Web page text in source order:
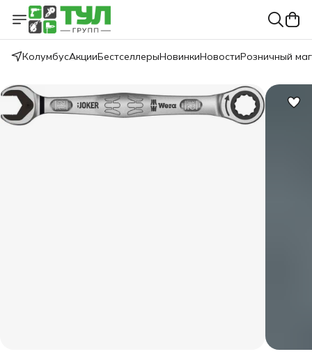
КолумбусАкцииБестселлерыНовинкиНовостиРозничный